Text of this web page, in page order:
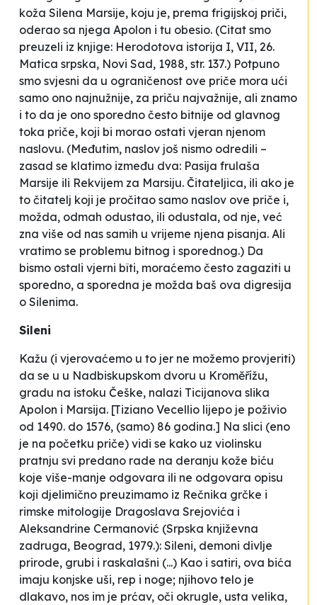
koža Silena Marsije, koju je, prema frigijskoj priči,
oderao sa njega Apolon i tu obesio. (Citat smo
preuzeli iz knjige: Herodotova istorija I, VII, 26.
Matica srpska, Novi Sad, 1988, str. 137.) Potpuno
smo svjesni da u ograničenost ove priče mora ući
samo ono najnužnije, za priču najvažnije, ali znamo
i to da je ono sporedno često bitnije od glavnog
toka priče, koji bi morao ostati vjeran njenom
naslovu. (Međutim, naslov još nismo odredili –
zasad se klatimo između dva: Pasija frulaša
Marsije ili Rekvijem za Marsiju. Čitateljica, ili ako je
to čitatelj koji je pročitao samo naslov ove priče i,
možda, odmah odustao, ili odustala, od nje, već
zna više od nas samih u vrijeme njena pisanja. Ali
vratimo se problemu bitnog i sporednog.) Da
bismo ostali vjerni bîti, moraćemo često zagaziti u
sporedno, a sporedna je možda baš ova digresija
o Silenima.
Sileni
Kažu (i vjerovaćemo u to jer ne možemo provjeriti)
da se u u Nadbiskupskom dvoru u Kromĕřížu,
gradu na istoku Češke, nalazi Ticijanova slika
Apolon i Marsija. [Tiziano Vecellio lijepo je poživio
od 1490. do 1576, (samo) 86 godina.] Na slici (eno
je na početku priče) vidi se kako uz violinsku
pratnju svi predano rade na deranju kože biću
koje više-manje odgovara ili ne odgovara opisu
koji djelimično preuzimamo iz Rečnika grčke i
rimske mitologije Dragoslava Srejovića i
Aleksandrine Cermanović (Srpska književna
zadruga, Beograd, 1979.): Sileni, demoni divlje
prirode, grubi i raskalašni (...) Kao i satiri, ova bića
imaju konjske uši, rep i noge; njihovo telo je
dlakavo, nos im je prćav, oči okrugle, usta velika,